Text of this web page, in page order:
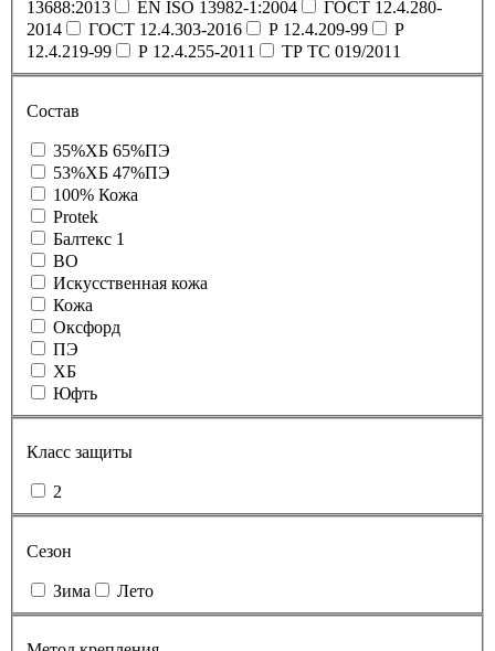
13688:2013 EN ISO 13982-1:2004
ГОСТ 12.4.280-
2014
ГОСТ 12.4.303-2016 Р 12.4.209-99
Р
12.4.219-99
Р 12.4.255-2011 ТР ТС 019/2011
Состав
35%ХБ 65%ПЭ
53%ХБ 47%ПЭ
100% Кожа
Protek
Балтекс 1
ВО
Искусственная кожа
Кожа
Оксфорд
ПЭ
ХБ
Юфть
Класс защиты
2
Сезон
Зима Лето